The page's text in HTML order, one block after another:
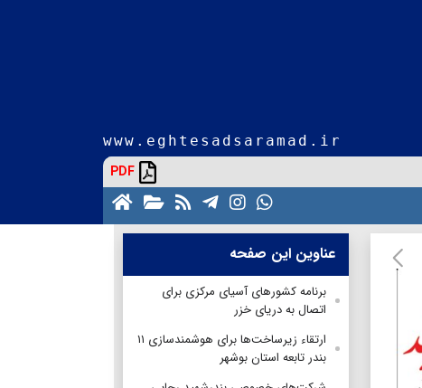
www.eghtesadsaramad.ir
PDF
عناوین این صفحه
برنامه کشورهای آسیای مرکزی برای
اتصال به دریای خزر
ارتقاء زیرساخت‌ها برای هوشمندسازی ۱۱
بندر تابعه استان بوشهر